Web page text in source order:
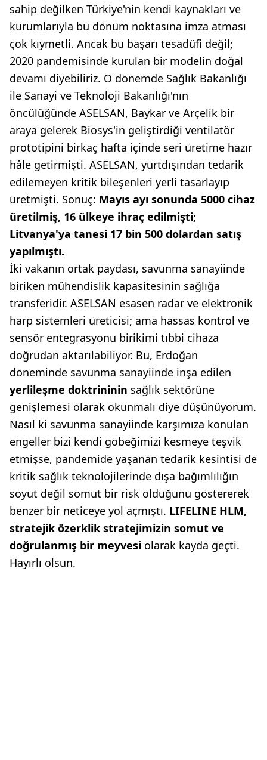
sahip değilken Türkiye'nin kendi kaynakları ve
kurumlarıyla bu dönüm noktasına imza atması
çok kıymetli. Ancak bu başarı tesadüfi değil;
2020 pandemisinde kurulan bir modelin doğal
devamı diyebiliriz. O dönemde Sağlık Bakanlığı
ile Sanayi ve Teknoloji Bakanlığı'nın
öncülüğünde ASELSAN, Baykar ve Arçelik bir
araya gelerek Biosys'in geliştirdiği ventilatör
prototipini birkaç hafta içinde seri üretime hazır
hâle getirmişti. ASELSAN, yurtdışından tedarik
edilemeyen kritik bileşenleri yerli tasarlayıp
üretmişti. Sonuç: Mayıs ayı sonunda 5000 cihaz
üretilmiş, 16 ülkeye ihraç edilmişti;
Litvanya'ya tanesi 17 bin 500 dolardan satış
yapılmıştı.
İki vakanın ortak paydası, savunma sanayiinde
biriken mühendislik kapasitesinin sağlığa
transferidir. ASELSAN esasen radar ve elektronik
harp sistemleri üreticisi; ama hassas kontrol ve
sensör entegrasyonu birikimi tıbbi cihaza
doğrudan aktarılabiliyor. Bu, Erdoğan
döneminde savunma sanayiinde inşa edilen
yerlileşme doktrininin sağlık sektörüne
genişlemesi olarak okunmalı diye düşünüyorum.
Nasıl ki savunma sanayiinde karşımıza konulan
engeller bizi kendi göbeğimizi kesmeye teşvik
etmişse, pandemide yaşanan tedarik kesintisi de
kritik sağlık teknolojilerinde dışa bağımlılığın
soyut değil somut bir risk olduğunu göstererek
benzer bir neticeye yol açmıştı. LIFELINE HLM,
stratejik özerklik stratejimizin somut ve
doğrulanmış bir meyvesi olarak kayda geçti.
Hayırlı olsun.